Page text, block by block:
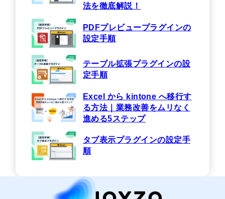
法を徹底解説！
PDFプレビュープラグインの
設定手順
テーブル拡張プラグインの設
定手順
Excel から kintone へ移行す
る方法｜業務改善をムリなく
進める5ステップ
タブ表示プラグインの設定手
順